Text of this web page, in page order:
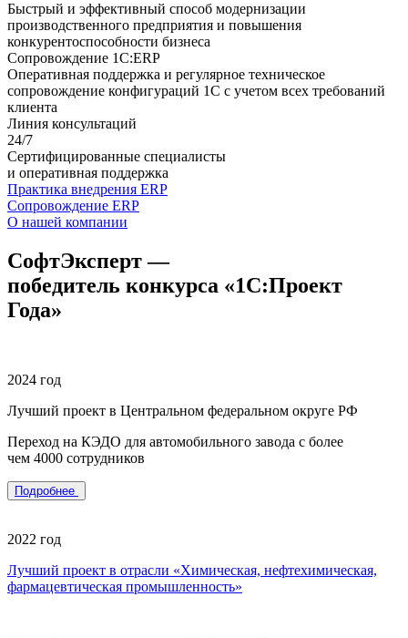
Быстрый и эффективный способ модернизации
производственного предприятия и повышения
конкурентоспособности бизнеса
Сопровождение 1С:ERP
Оперативная поддержка и регулярное техническое
сопровождение конфигураций 1С с учетом всех требований
клиента
Линия консультаций
24/7
Сертифицированные специалисты
и оперативная поддержка
Практика внедрения ERP
Сопровождение ERP
О нашей компании
СофтЭксперт —
победитель конкурса «1С:Проект
Года»
2024 год
Лучший проект в Центральном федеральном округе РФ
Переход на КЭДО для автомобильного завода с более
чем 4000 сотрудников
Подробнее
2022 год
Лучший проект в отрасли «Химическая, нефтехимическая,
фармацевтическая промышленность»